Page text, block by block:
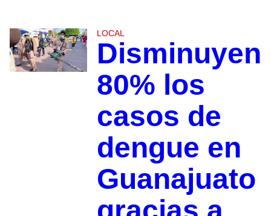
LOCAL
Disminuyen
80% los
casos de
dengue en
Guanajuato